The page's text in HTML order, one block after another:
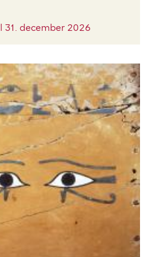
31. december 2026